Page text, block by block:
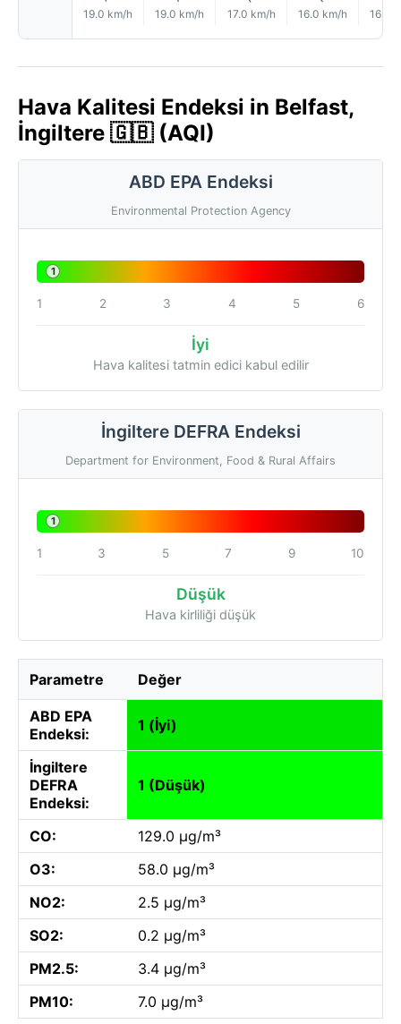
19.0 km/h 19.0 km/h 17.0 km/h 16.0 km/h 16.0
Hava Kalitesi Endeksi in Belfast,
İngiltere 🇬🇧 (AQI)
ABD EPA Endeksi
Environmental Protection Agency
1
1 2 3 4 5 6
İyi
Hava kalitesi tatmin edici kabul edilir
İngiltere DEFRA Endeksi
Department for Environment, Food & Rural Affairs
1
1 3 5 7 9 10
Düşük
Hava kirliliği düşük
Parametre Değer
ABD EPA
Endeksi:
1 (İyi)
İngiltere
DEFRA
Endeksi:
1 (Düşük)
CO:
129.0 µg/m³
O3:
58.0 µg/m³
NO2:
2.5 µg/m³
SO2:
0.2 µg/m³
PM2.5:
3.4 µg/m³
PM10:
7.0 µg/m³